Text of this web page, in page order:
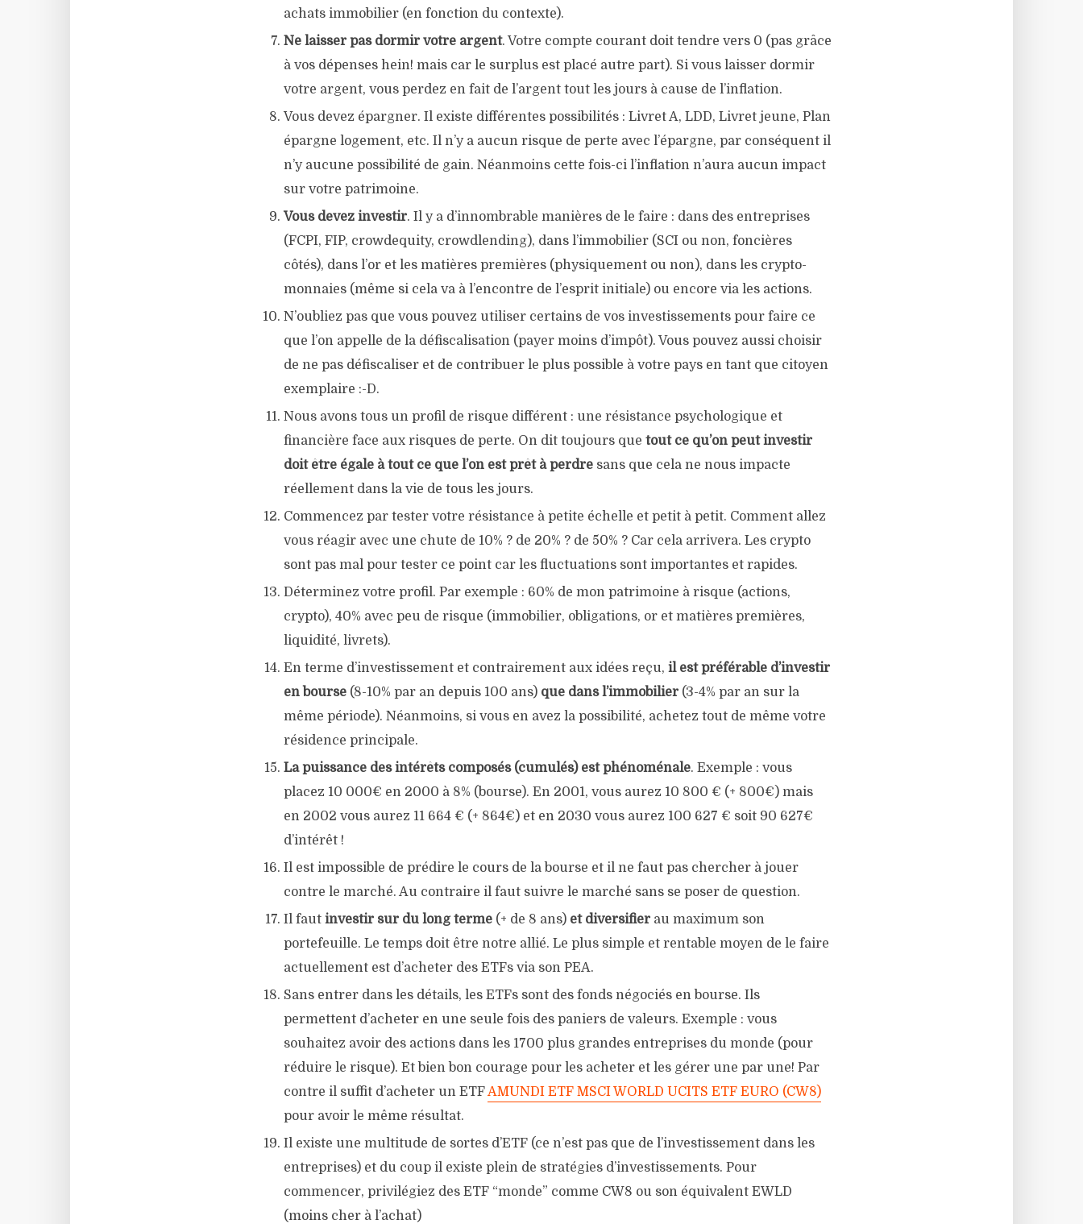
achats immobilier (en fonction du contexte).
Ne laisser pas dormir votre argent. Votre compte courant doit tendre vers 0 (pas grâce
à vos dépenses hein! mais car le surplus est placé autre part). Si vous laisser dormir
votre argent, vous perdez en fait de l’argent tout les jours à cause de l’inflation.
Vous devez épargner. Il existe différentes possibilités : Livret A, LDD, Livret jeune, Plan
épargne logement, etc. Il n’y a aucun risque de perte avec l’épargne, par conséquent il
n’y aucune possibilité de gain. Néanmoins cette fois-ci l’inflation n’aura aucun impact
sur votre patrimoine.
Vous devez investir. Il y a d’innombrable manières de le faire : dans des entreprises
(FCPI, FIP, crowdequity, crowdlending), dans l’immobilier (SCI ou non, foncières
côtés), dans l’or et les matières premières (physiquement ou non), dans les crypto-
monnaies (même si cela va à l’encontre de l’esprit initiale) ou encore via les actions.
N’oubliez pas que vous pouvez utiliser certains de vos investissements pour faire ce
que l’on appelle de la défiscalisation (payer moins d’impôt). Vous pouvez aussi choisir
de ne pas défiscaliser et de contribuer le plus possible à votre pays en tant que citoyen
exemplaire :-D.
Nous avons tous un profil de risque différent : une résistance psychologique et
financière face aux risques de perte. On dit toujours que tout ce qu’on peut investir
doit être égale à tout ce que l’on est prêt à perdre sans que cela ne nous impacte
réellement dans la vie de tous les jours.
Commencez par tester votre résistance à petite échelle et petit à petit. Comment allez
vous réagir avec une chute de 10% ? de 20% ? de 50% ? Car cela arrivera. Les crypto
sont pas mal pour tester ce point car les fluctuations sont importantes et rapides.
Déterminez votre profil. Par exemple : 60% de mon patrimoine à risque (actions,
crypto), 40% avec peu de risque (immobilier, obligations, or et matières premières,
liquidité, livrets).
En terme d’investissement et contrairement aux idées reçu, il est préférable d’investir
en bourse (8-10% par an depuis 100 ans) que dans l’immobilier (3-4% par an sur la
même période). Néanmoins, si vous en avez la possibilité, achetez tout de même votre
résidence principale.
La puissance des intérêts composés (cumulés) est phénoménale. Exemple : vous
placez 10 000€ en 2000 à 8% (bourse). En 2001, vous aurez 10 800 € (+ 800€) mais
en 2002 vous aurez 11 664 € (+ 864€) et en 2030 vous aurez 100 627 € soit 90 627€
d’intérêt !
Il est impossible de prédire le cours de la bourse et il ne faut pas chercher à jouer
contre le marché. Au contraire il faut suivre le marché sans se poser de question.
Il faut investir sur du long terme (+ de 8 ans) et diversifier au maximum son
portefeuille. Le temps doit être notre allié. Le plus simple et rentable moyen de le faire
actuellement est d’acheter des ETFs via son PEA.
Sans entrer dans les détails, les ETFs sont des fonds négociés en bourse. Ils
permettent d’acheter en une seule fois des paniers de valeurs. Exemple : vous
souhaitez avoir des actions dans les 1700 plus grandes entreprises du monde (pour
réduire le risque). Et bien bon courage pour les acheter et les gérer une par une! Par
contre il suffit d’acheter un ETFAMUNDI ETF MSCI WORLD UCITS ETF EURO (CW8)
pour avoir le même résultat.
Il existe une multitude de sortes d’ETF (ce n’est pas que de l’investissement dans les
entreprises) et du coup il existe plein de stratégies d’investissements. Pour
commencer, privilégiez des ETF “monde” comme CW8 ou son équivalent EWLD
(moins cher à l’achat)